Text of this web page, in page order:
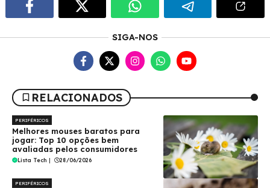
SIGA-NOS
RELACIONADOS
PERIFÉRICOS
Melhores mouses baratos para
jogar: Top 10 opções bem
avaliadas pelos consumidores
Lista Tech | 28/06/2026
PERIFÉRICOS